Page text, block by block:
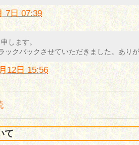
7日 07:39
します。
ックバックさせていただきました。あり
12日 15:56
て